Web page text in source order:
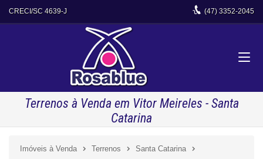
CRECI/SC 4639-J (47) 3352-2045
Terrenos à Venda em Vitor Meireles - Santa
Catarina
Imóveis à Venda Terrenos
Santa Catarina